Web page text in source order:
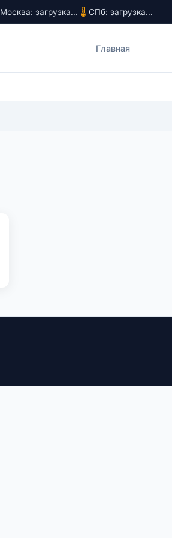
Москва: загрузка... СПб: загрузка...
Главная